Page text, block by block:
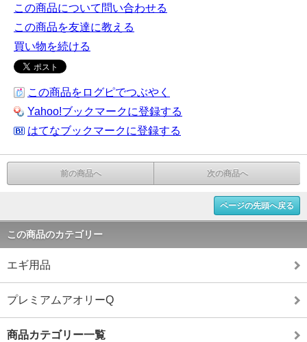
この商品について問い合わせる
この商品を友達に教える
買い物を続ける
この商品をログピでつぶやく
Yahoo!ブックマークに登録する
はてなブックマークに登録する
前の商品へ 次の商品へ
ページの先頭へ戻る
この商品のカテゴリー
エギ用品
プレミアムアオリーQ
商品カテゴリー一覧